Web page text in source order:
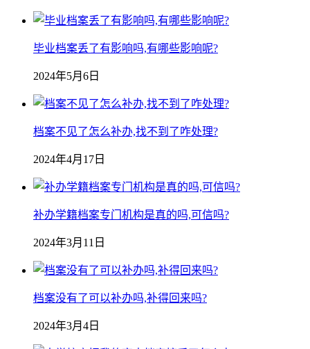
毕业档案丢了有影响吗,有哪些影响呢?
2024年5月6日
档案不见了怎么补办,找不到了咋处理?
2024年4月17日
补办学籍档案专门机构是真的吗,可信吗?
2024年3月11日
档案没有了可以补办吗,补得回来吗?
2024年3月4日